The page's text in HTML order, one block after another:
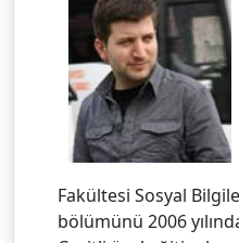
Fakültesi Sosyal
bölümünü 2006